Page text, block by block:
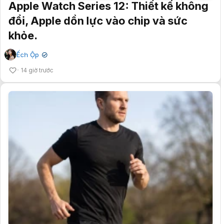
Apple Watch Series 12: Thiết kế không
đổi, Apple dồn lực vào chip và sức
khỏe.
Ếch Ộp ✔
14 giờ trước